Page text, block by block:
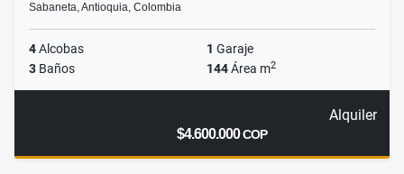
Sabaneta, Antioquia, Colombia
4Alcobas 1 Garaje
3 Baños 144Área m2
Alquiler
$4.600.000COP